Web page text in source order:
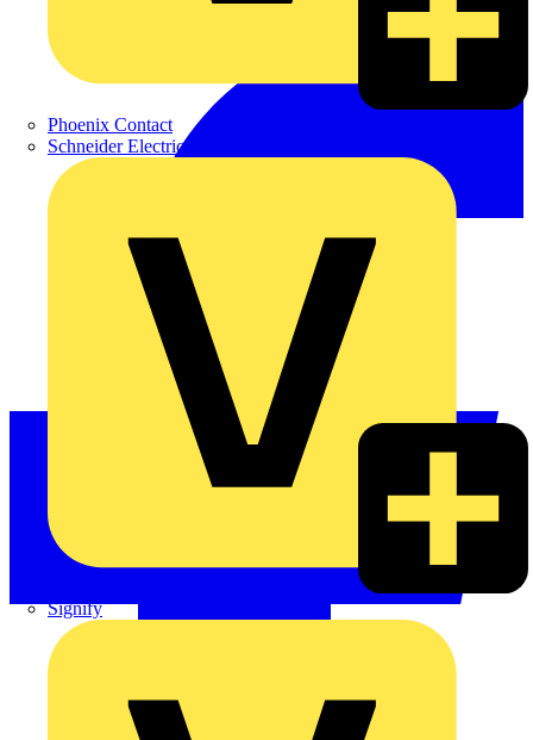
Phoenix Contact
Schneider Electric
Signify